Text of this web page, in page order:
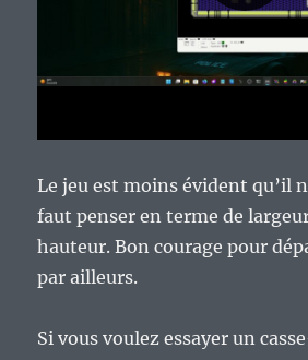
Le jeu est moins évident qu’il
faut penser en terme de
hauteur. Bon courage pour
par ailleurs.
Si vous voulez essayer un